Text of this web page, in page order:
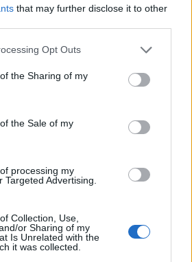
that may further disclose it to other
app uses one or more Google
or usage behaviour. You may click to
to Google and its third-party tags to
specified purposes in below Google
Opt Outs
the Sharing of my
the Sale of my
processing my
Targeted Advertising.
Collection, Use,
or Sharing of my
Is Unrelated with the
it was collected.
qu’en mars 2016 avec une